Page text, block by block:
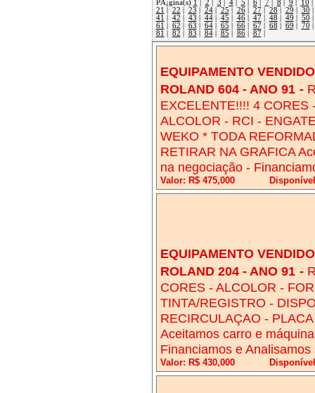
PÃ¡gina(s) 1 2 3 4| 5 6| 7| 8 9 10
21
22 23 24| 25 26| 27| 28 29 30
41
42 43 44| 45 46| 47| 48 49 50
61
62 63 64| 65 66| 67| 68 69 70
81
82 83 84| 85 86| 87|
EQUIPAMENTO
ROLAND 604 - ANO 91 -
EXCELENTE!!!! 4 CORES
ALCOLOR - RCI -
WEKO * TODA
RETIRAR NA GRAFICA
na negociação -
Valor: R$ 475,000
EQUIPAMENTO
ROLAND 204 - ANO 91 -
CORES - ALCOLOR -
TINTA/REGISTRO -
RECIRCULAÇAO -
Aceitamos carro e
Financiamos e
Valor: R$ 430,000